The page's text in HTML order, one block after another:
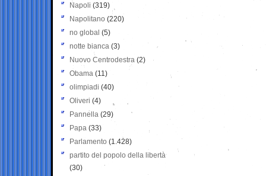
Napoli (319)
Napolitano (220)
no global (5)
notte bianca (3)
Nuovo Centrodestra (2)
Obama (11)
olimpiadi (40)
Oliveri (4)
Pannella (29)
Papa (33)
Parlamento (1.428)
partito del popolo della libertà
(30)